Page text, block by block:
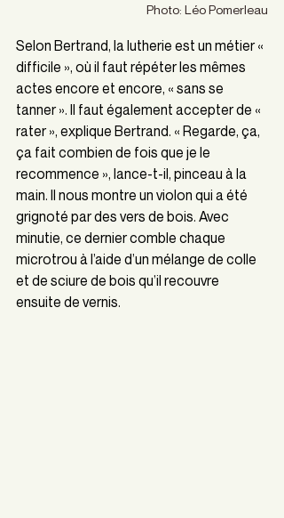
Photo: Léo Pomerleau
Selon Bertrand, la lutherie est un métier «
difficile », où il faut répéter les mêmes
actes encore et encore, « sans se
tanner ». Il faut également accepter de «
rater », explique Bertrand. « Regarde, ça,
ça fait combien de fois que je le
recommence », lance-t-il, pinceau à la
main. Il nous montre un violon qui a été
grignoté par des vers de bois. Avec
minutie, ce dernier comble chaque
microtrou à l’aide d’un mélange de colle
et de sciure de bois qu’il recouvre
ensuite de vernis.